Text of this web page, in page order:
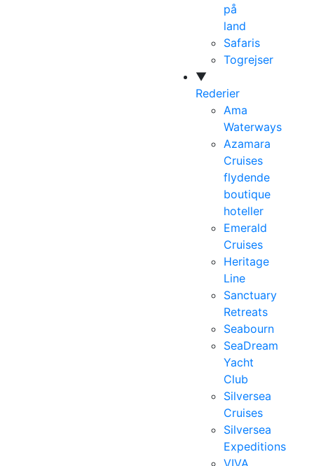
på
land
Safaris
Togrejser
▼
Rederier
Ama
Waterways
Azamara
Cruises
flydende
boutique
hoteller
Emerald
Cruises
Heritage
Line
Sanctuary
Retreats
Seabourn
SeaDream
Yacht
Club
Silversea
Cruises
Silversea
Expeditions
VIVA